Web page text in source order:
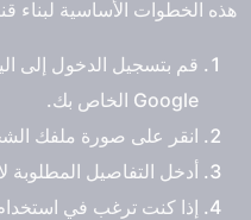
هذه الخطوات الأساسية لبناء
قم بتسجيل الدخول إلى
Google الخاص بك.
انقر على صورة ملفك
أدخل التفاصيل المطلوبة
إذا كنت ترغب في